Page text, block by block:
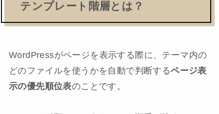
テンプレート階層とは？
WordPressがページを表示する際に、テーマ内の
どのファイルを使うかを自動で判断するページ表
示の優先順位表のことです。